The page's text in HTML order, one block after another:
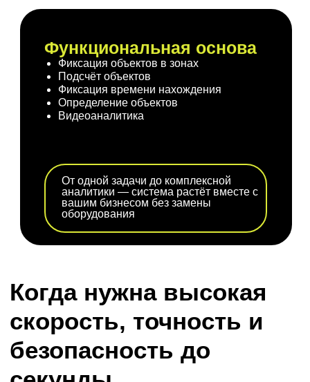
От одной задачи до комплексной
аналитики — система растёт вместе с
вашим бизнесом без замены
оборудования
Функциональная основа
Фиксация объектов в зонах
Подсчёт объектов
Фиксация времени нахождения
Определение объектов
Видеоаналитика
Животноводство и
растениеводство
98% 0,1мм
процессами